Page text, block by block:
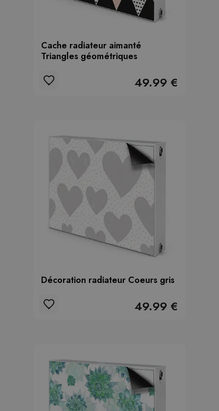
Cache radiateur aimanté
Triangles géométriques
49.99 €
Décoration radiateur Coeurs gris
49.99 €